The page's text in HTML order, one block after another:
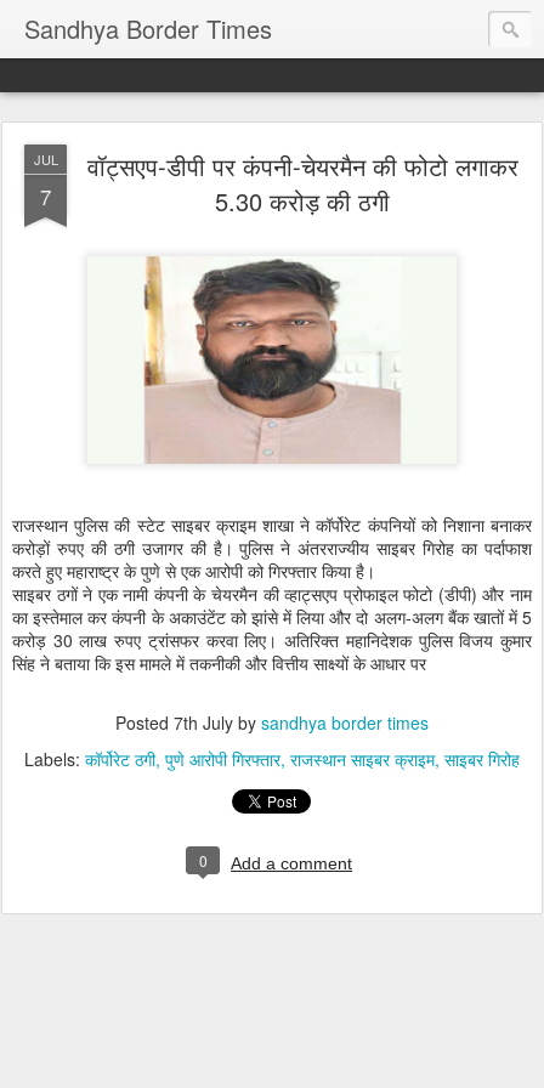
Sandhya Border Times
JUL
7
वॉट्सएप-डीपी पर कंपनी-चेयरमैन की फोटो लगाकर
5.30 करोड़ की ठगी
राजस्थान पुलिस की स्टेट साइबर क्राइम शाखा ने कॉर्पोरेट कंपनियों को निशाना बनाकर
करोड़ों रुपए की ठगी उजागर की है। पुलिस ने अंतरराज्यीय साइबर गिरोह का पर्दाफाश
करते हुए महाराष्ट्र के पुणे से एक आरोपी को गिरफ्तार किया है।
साइबर ठगों ने एक नामी कंपनी के चेयरमैन की व्हाट्सएप प्रोफाइल फोटो (डीपी) और नाम
का इस्तेमाल कर कंपनी के अकाउंटेंट को झांसे में लिया और दो अलग-अलग बैंक खातों में 5
करोड़ 30 लाख रुपए ट्रांसफर करवा लिए। अतिरिक्त महानिदेशक पुलिस विजय कुमार
सिंह ने बताया कि इस मामले में तकनीकी और वित्तीय साक्ष्यों के आधार पर
Posted 7th July by sandhya border times
Labels: कॉर्पोरेट ठगी पुणे आरोपी गिरफ्तार राजस्थान साइबर क्राइम साइबर गिरोह
0 Add a comment